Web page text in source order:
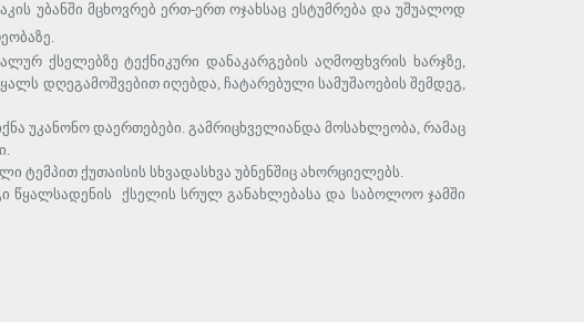
უბანში მცხოვრებ ერთ-ერთ ოჯახსაც ესტუმრება და უშუალოდ
ქსელებზე ტექნიკური დანაკარგების აღმოფხვრის ხარჯზე,
დღეგამოშვებით იღებდა, ჩატარებული სამუშაოების შემდეგ,
უკანონო დაერთებები. გამრიცხველიანდა მოსახლეობა, რამაც
ტემპით ქუთაისის სხვადასხვა უბნენშიც ახორციელებს.
წყალსადენის ქსელის სრულ განახლებასა და საბოლოო ჯამში